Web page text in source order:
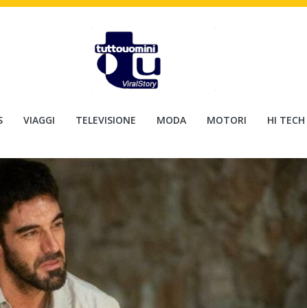
VIAGGI TELEVISIONE MODA MOTORI HI TECH